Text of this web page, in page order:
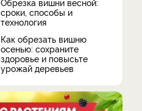
сроки, способы и
технология
Как обрезать вишню
осенью: сохраните
здоровье и повысьте
урожай деревьев